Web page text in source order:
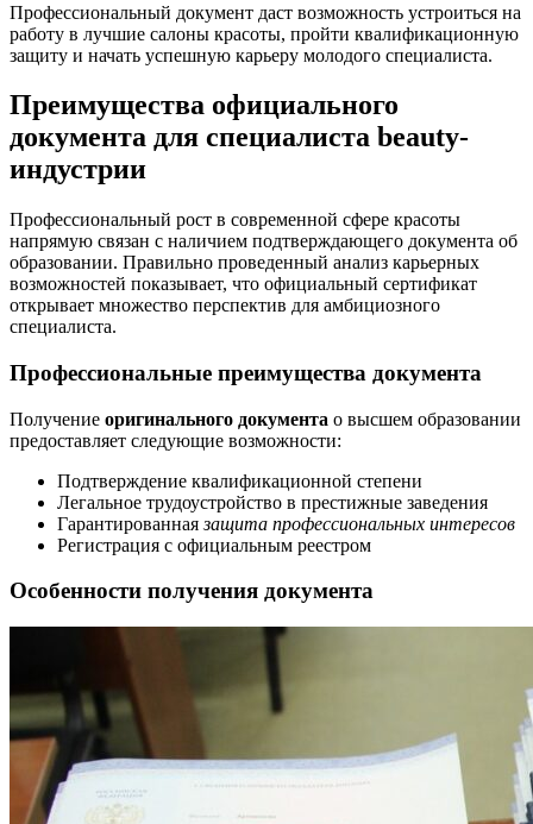
Профессиональный документ даст возможность устроиться на
работу в лучшие салоны красоты, пройти квалификационную
защиту и начать успешную карьеру молодого специалиста.
Преимущества официального
документа для специалиста beauty-
индустрии
Профессиональный рост в современной сфере красоты
напрямую связан с наличием подтверждающего документа об
образовании. Правильно проведенный анализ карьерных
возможностей показывает, что официальный сертификат
открывает множество перспектив для амбициозного
специалиста.
Профессиональные преимущества документа
Получение оригинального документа о высшем образовании
предоставляет следующие возможности:
Подтверждение квалификационной степени
Легальное трудоустройство в престижные заведения
Гарантированнаязащита профессиональных интересов
Регистрация с официальным реестром
Особенности получения документа